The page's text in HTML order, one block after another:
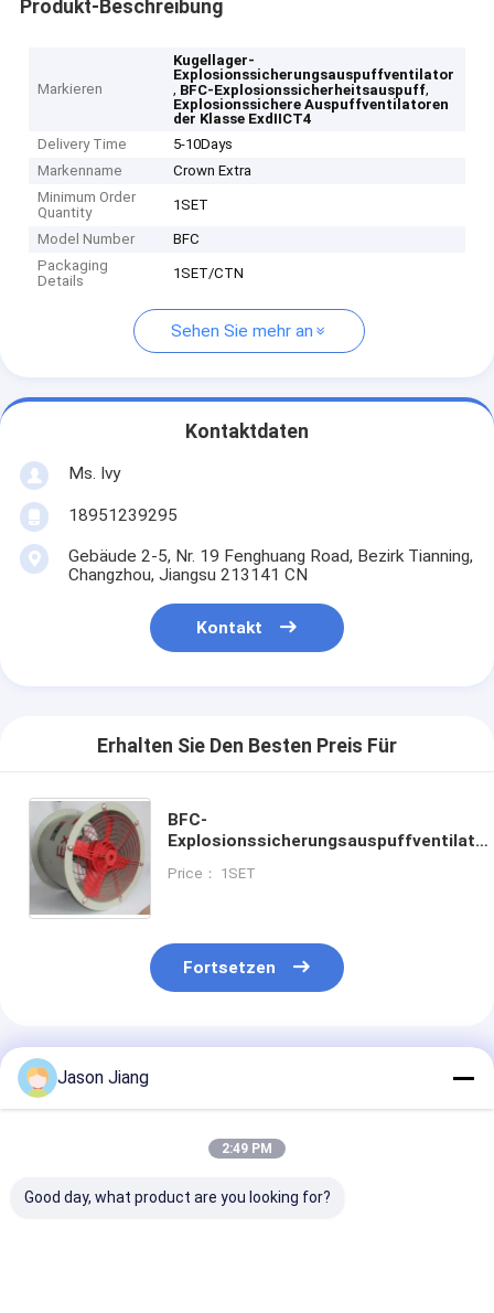
Produkt-Beschreibung
Markieren
Kugellager-
Explosionssicherungsauspuffventilator
, BFC-Explosionssicherheitsauspuff,
Explosionssichere Auspuffventilatoren
der Klasse ExdIICT4
Delivery Time
5-10Days
Markenname
Crown Extra
Minimum Order
Quantity
1SET
Model Number
BFC
Packaging
Details
1SET/CTN
Sehen Sie mehr an
Kontaktdaten
Ms. Ivy
18951239295
Gebäude 2-5, Nr. 19 Fenghuang Road, Bezirk Tianning,
Changzhou, Jiangsu 213141 CN
Kontakt
Erhalten Sie Den Besten Preis Für
BFC-
Explosionssicherungsauspuffventilator
Price： 1SET
Fortsetzen
Empfohlene Produkte
Jason Jiang
2:49 PM
Good day, what product are you looking for?